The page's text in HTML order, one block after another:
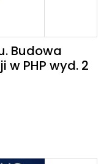
Budowa
PHP wyd. 2